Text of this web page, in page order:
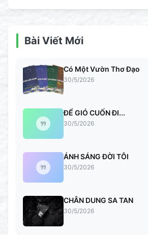
Bài Viết Mới
Có Một Vườn Thơ Đạo
30/5/2026
ĐỂ GIÓ CUỐN ĐI...
30/5/2026
ÁNH SÁNG ĐỜI TÔI
30/5/2026
CHÂN DUNG SA TAN
30/5/2026